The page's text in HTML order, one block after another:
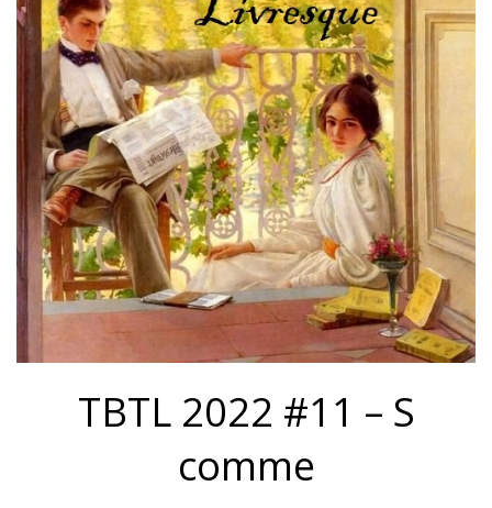
TBTL 2022 #11 – S
comme